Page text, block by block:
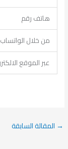
هاتف رقم
من خلال الواتساب
عبر الموقع
→ المقالة السابقة